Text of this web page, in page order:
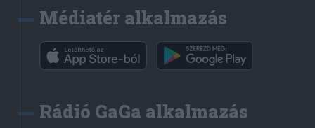
Médiatér alkalmazás
Rádió GaGa alkalmazás